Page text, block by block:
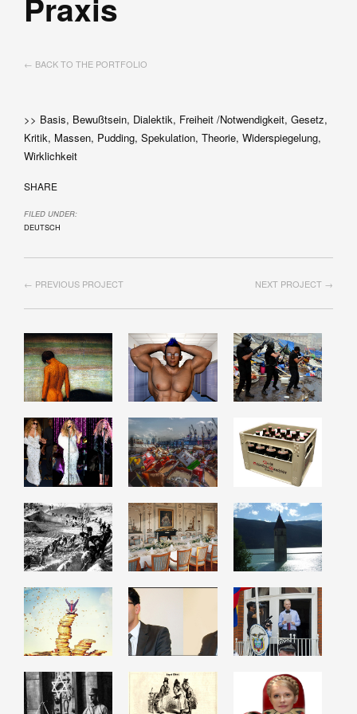
← BACK TO THE PORTFOLIO
>> Basis, Bewußtsein, Dialektik, Freiheit /Notwendigkeit, Gesetz,
Kritik, Massen, Pudding, Spekulation, Theorie, Widerspiegelung,
Wirklichkeit
SHARE
FILED UNDER:
DEUTSCH
NEXT PROJECT →
← PREVIOUS PROJECT